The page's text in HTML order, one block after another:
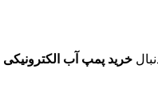
خرید پمپ آب الکترونیکی